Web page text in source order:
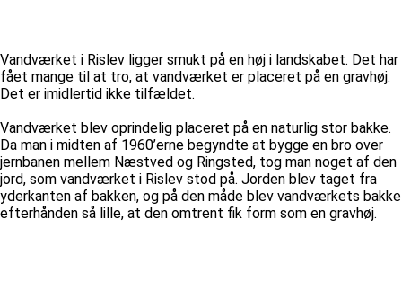
Vandværket i Rislev ligger smukt på en høj i landskabet. Det har
fået mange til at tro, at vandværket er placeret på en gravhøj.
Det er imidlertid ikke tilfældet.
Vandværket blev oprindelig placeret på en naturlig stor bakke.
Da man i midten af 1960’erne begyndte at bygge en bro over
jernbanen mellem Næstved og Ringsted, tog man noget af den
jord, som vandværket i Rislev stod på. Jorden blev taget fra
yderkanten af bakken, og på den måde blev vandværkets bakke
efterhånden så lille, at den omtrent fik form som en gravhøj.